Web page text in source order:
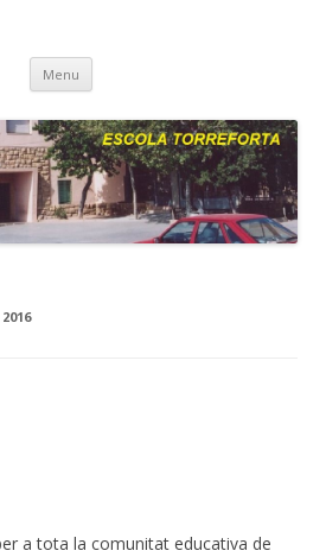
Menu Skip
content
2016
a tota la comunitat educativa de